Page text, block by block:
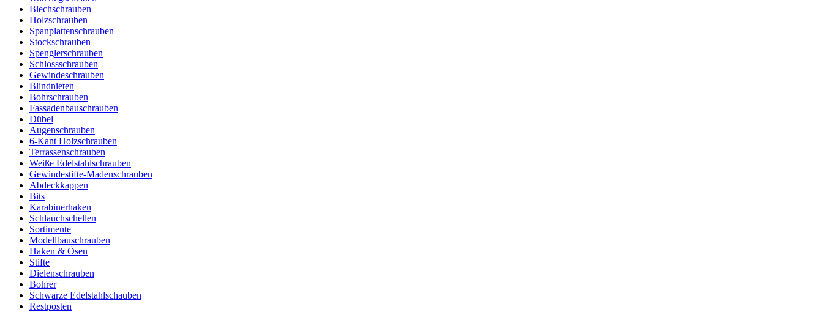
Blechschrauben
Holzschrauben
Spanplattenschrauben
Stockschrauben
Spenglerschrauben
Schlossschrauben
Gewindeschrauben
Blindnieten
Bohrschrauben
Fassadenbauschrauben
Dübel
Augenschrauben
6-Kant Holzschrauben
Terrassenschrauben
Weiße Edelstahlschrauben
Gewindestifte-Madenschrauben
Abdeckkappen
Bits
Karabinerhaken
Schlauchschellen
Sortimente
Modellbauschrauben
Haken & Ösen
Stifte
Dielenschrauben
Bohrer
Schwarze Edelstahlschauben
Restposten